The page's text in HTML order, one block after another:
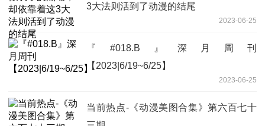
3大法则活到了动漫的结尾
2023-06-25
『#018.B』深月周刊
【2023|6/19~6/25】
2023-06-25
当前热点-《动漫美图合集》第六百七十